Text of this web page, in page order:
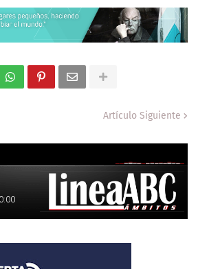
Artículo Siguiente